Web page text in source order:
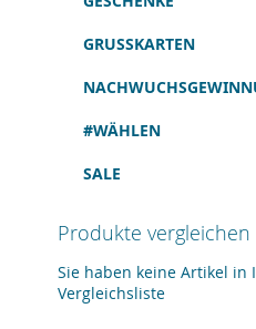
GRUSSKARTEN
#WÄHLEN
SALE
Produkte vergleichen
Sie haben keine Artikel in
Vergleichsliste